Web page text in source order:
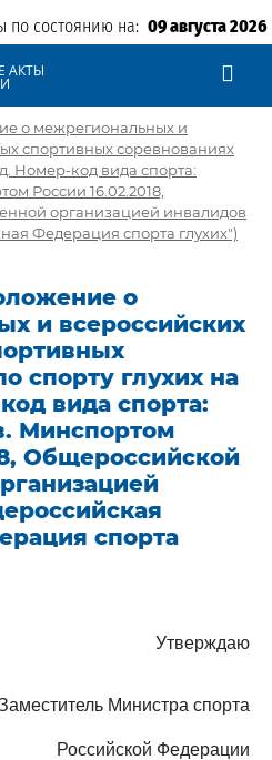
по состоянию на: 09 августа 2026
АКТЫ
о межрегиональных и
спортивных соревнованиях
Номер-код вида спорта:
России 16.02.2018,
организацией инвалидов
Федерация спорта глухих")
о
и всероссийских
спорту глухих на
вида спорта:
Минспортом
Общероссийской
спорта
Утверждаю
Министра спорта
Российской Федерации